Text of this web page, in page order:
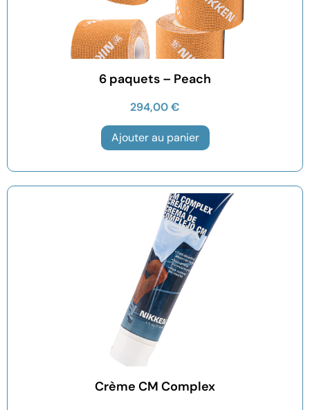
6 paquets – Peach
294,00€
Ajouter au panier
Crème CM Complex